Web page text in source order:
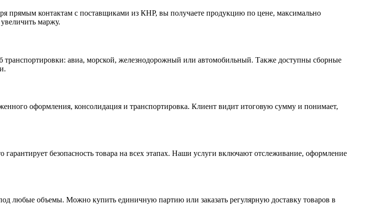
прямым контактам с поставщиками из КНР, вы получаете продукцию по цене, максимально
маржу.
транспортировки: авиа, морской, железнодорожный или автомобильный. Также доступны сборные
оформления, консолидация и транспортировка. Клиент видит итоговую сумму и понимает,
безопасность товара на всех этапах. Наши услуги включают отслеживание, оформление
любые объемы. Можно купить единичную партию или заказать регулярную доставку товаров в